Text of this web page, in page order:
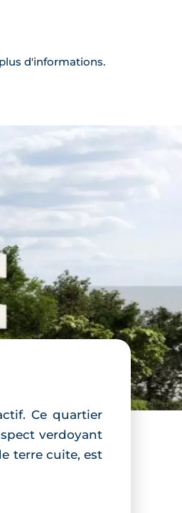
d'informations.
Ce quartier
verdoyant
terre cuite, est